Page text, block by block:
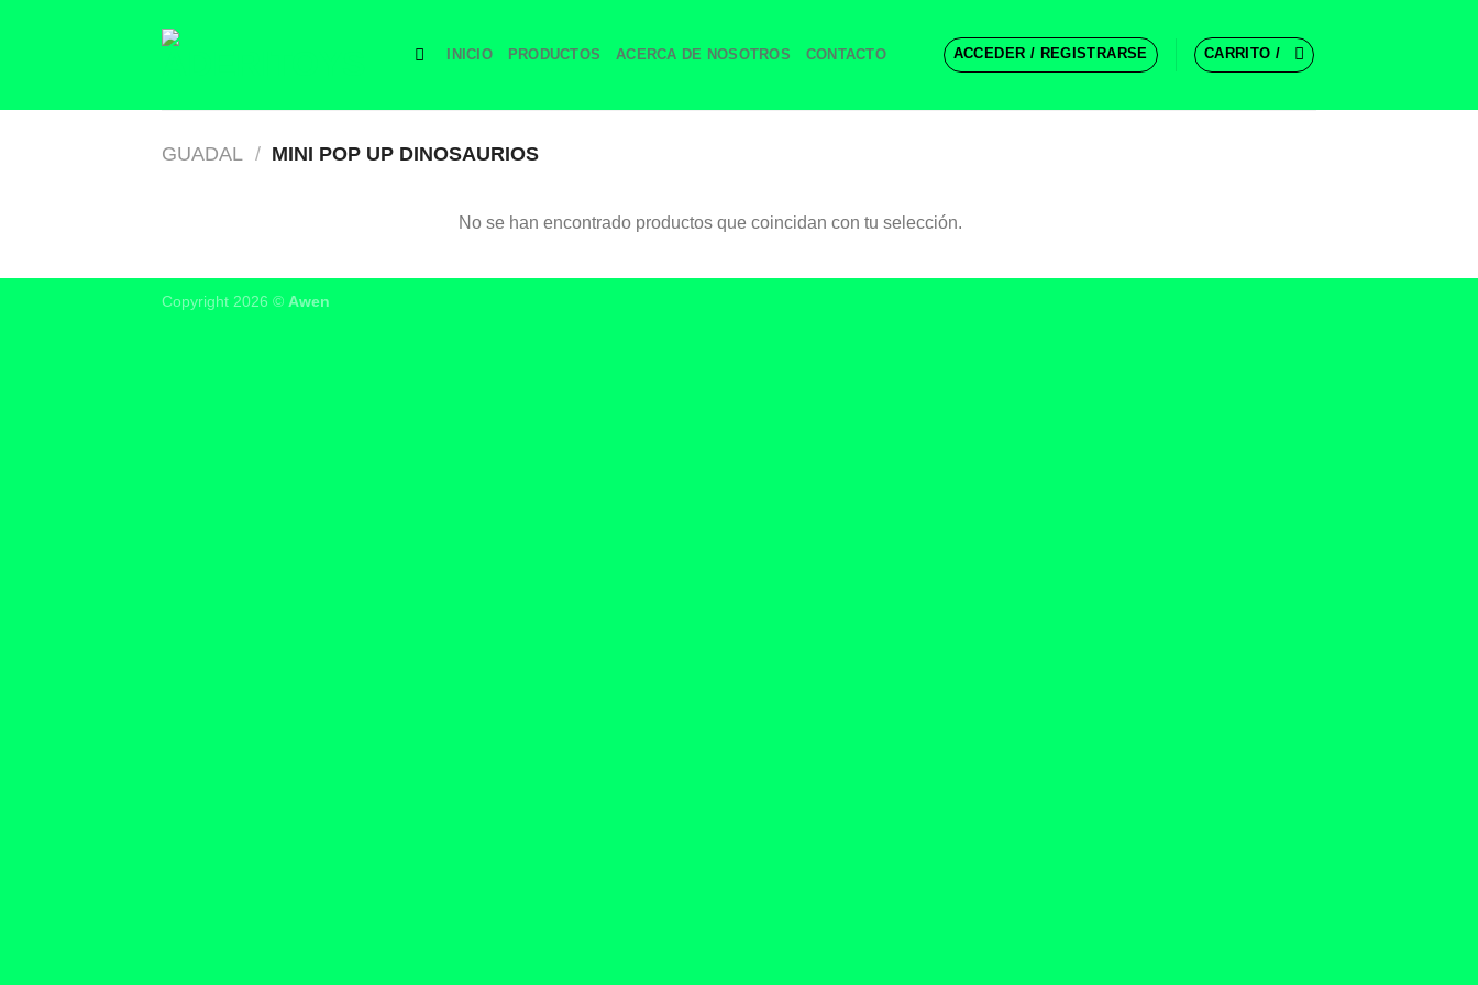
INICIO PRODUCTOS ACERCA DE NOSOTROS CONTACTO ACCEDER / REGISTRARSE CARRITO /
GUADAL / MINI POP UP DINOSAURIOS
No se han encontrado productos que coincidan con tu selección.
Copyright 2026 © Awen